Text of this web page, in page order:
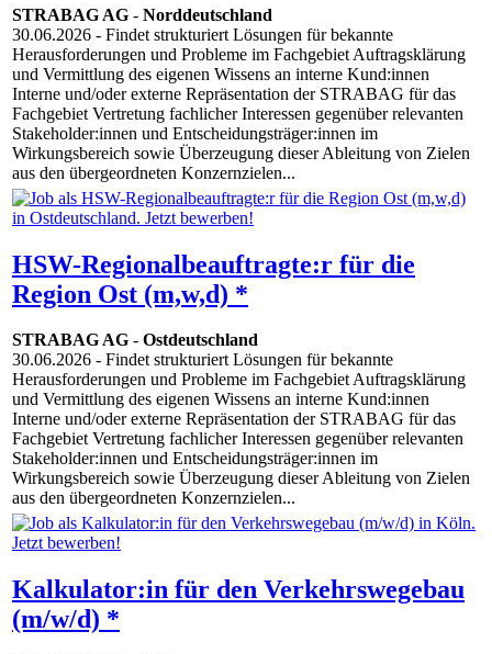
STRABAG AG - Norddeutschland
30.06.2026 - Findet strukturiert Lösungen für bekannte
Herausforderungen und Probleme im Fachgebiet Auftragsklärung
und Vermittlung des eigenen Wissens an interne Kund:innen
Interne und/oder externe Repräsentation der STRABAG für das
Fachgebiet Vertretung fachlicher Interessen gegenüber relevanten
Stakeholder:innen und Entscheidungsträger:innen im
Wirkungsbereich sowie Überzeugung dieser Ableitung von Zielen
aus den übergeordneten Konzernzielen...
HSW-Regionalbeauftragte:r für die
Region Ost (m,w,d) *
STRABAG AG - Ostdeutschland
30.06.2026 - Findet strukturiert Lösungen für bekannte
Herausforderungen und Probleme im Fachgebiet Auftragsklärung
und Vermittlung des eigenen Wissens an interne Kund:innen
Interne und/oder externe Repräsentation der STRABAG für das
Fachgebiet Vertretung fachlicher Interessen gegenüber relevanten
Stakeholder:innen und Entscheidungsträger:innen im
Wirkungsbereich sowie Überzeugung dieser Ableitung von Zielen
aus den übergeordneten Konzernzielen...
Kalkulator:in für den Verkehrswegebau
(m/w/d) *